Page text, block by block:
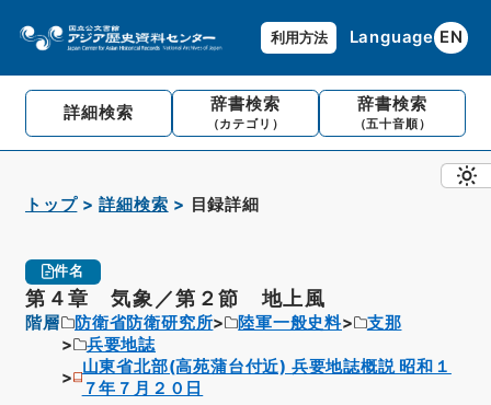
利用方法 Language EN
詳細検索 辞書検索
（カテゴリ）
辞書検索
（五十音順）
トップ 詳細検索 目録詳細
件名
第４章 気象／第２節 地上風
階層 防衛省防衛研究所 陸軍一般史料
支那
兵要地誌
山東省北部(高苑蒲台付近) 兵要地誌概説 昭和１
７年７月２０日